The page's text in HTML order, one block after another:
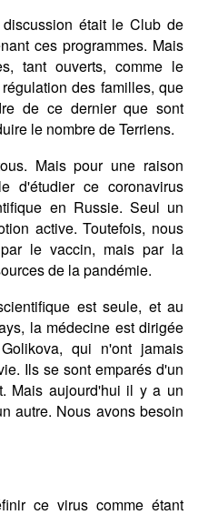
était le Club de
ces programmes. Mais
tant ouverts, comme le
des familles, que
de ce dernier que sont
le nombre de Terriens.
Mais pour une raison
d'étudier ce coronavirus
en Russie. Seul un
active. Toutefois, nous
le vaccin, mais par la
de la pandémie.
est seule, et au
la médecine est dirigée
qui n'ont jamais
Ils se sont emparés d'un
Mais aujourd'hui il y a un
autre. Nous avons besoin
ce virus comme étant